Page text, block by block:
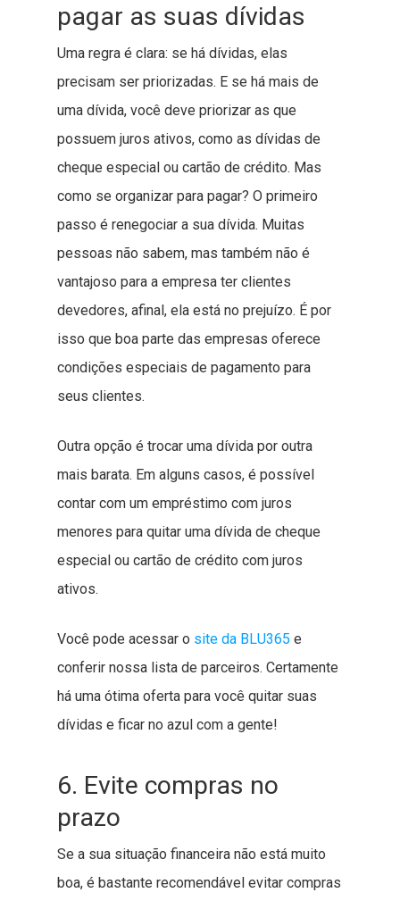
pagar as suas dívidas
Uma regra é clara: se há dívidas, elas
precisam ser priorizadas. E se há mais de
uma dívida, você deve priorizar as que
possuem juros ativos, como as dívidas de
cheque especial ou cartão de crédito. Mas
como se organizar para pagar? O primeiro
passo é renegociar a sua dívida. Muitas
pessoas não sabem, mas também não é
vantajoso para a empresa ter clientes
devedores, afinal, ela está no prejuízo. É por
isso que boa parte das empresas oferece
condições especiais de pagamento para
seus clientes.
Outra opção é trocar uma dívida por outra
mais barata. Em alguns casos, é possível
contar com um empréstimo com juros
menores para quitar uma dívida de cheque
especial ou cartão de crédito com juros
ativos.
Você pode acessar o site da BLU365 e
conferir nossa lista de parceiros. Certamente
há uma ótima oferta para você quitar suas
dívidas e ficar no azul com a gente!
6. Evite compras no
prazo
Se a sua situação financeira não está muito
boa, é bastante recomendável evitar compras